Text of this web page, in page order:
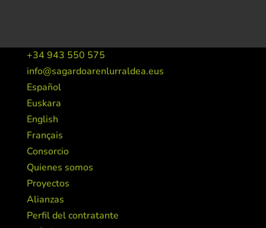
+34 943 550 575
info@sagardoarenlurraldea.eus
Español
Euskara
English
Français
Consorcio
Quienes somos
Proyectos
Alianzas
Perfil del contratante